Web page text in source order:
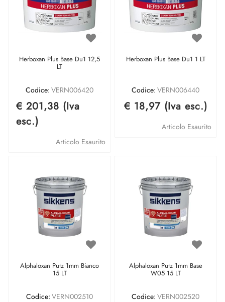
Herboxan Plus Base Du1 12,5
LT
Codice: VERN006420
€ 201,38 (Iva
esc.)
Articolo Esaurito
Herboxan Plus Base Du1 1 LT
Codice: VERN006440
€ 18,97 (Iva esc.)
Articolo Esaurito
Alphaloxan Putz 1mm Bianco
15 LT
Codice: VERN002510
Alphaloxan Putz 1mm Base
W05 15 LT
Codice: VERN002520